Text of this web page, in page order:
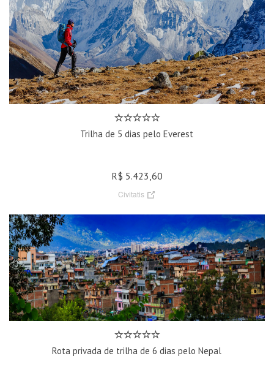
Trilha de 5 dias pelo Everest
R$ 5.423,60
Civitatis
Rota privada de trilha de 6 dias pelo Nepal